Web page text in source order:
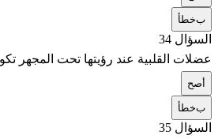
بخطأ
السؤال 34
عضلات القلبية عند رؤيتها تحت المجهر
صح
بخطأ
السؤال 35